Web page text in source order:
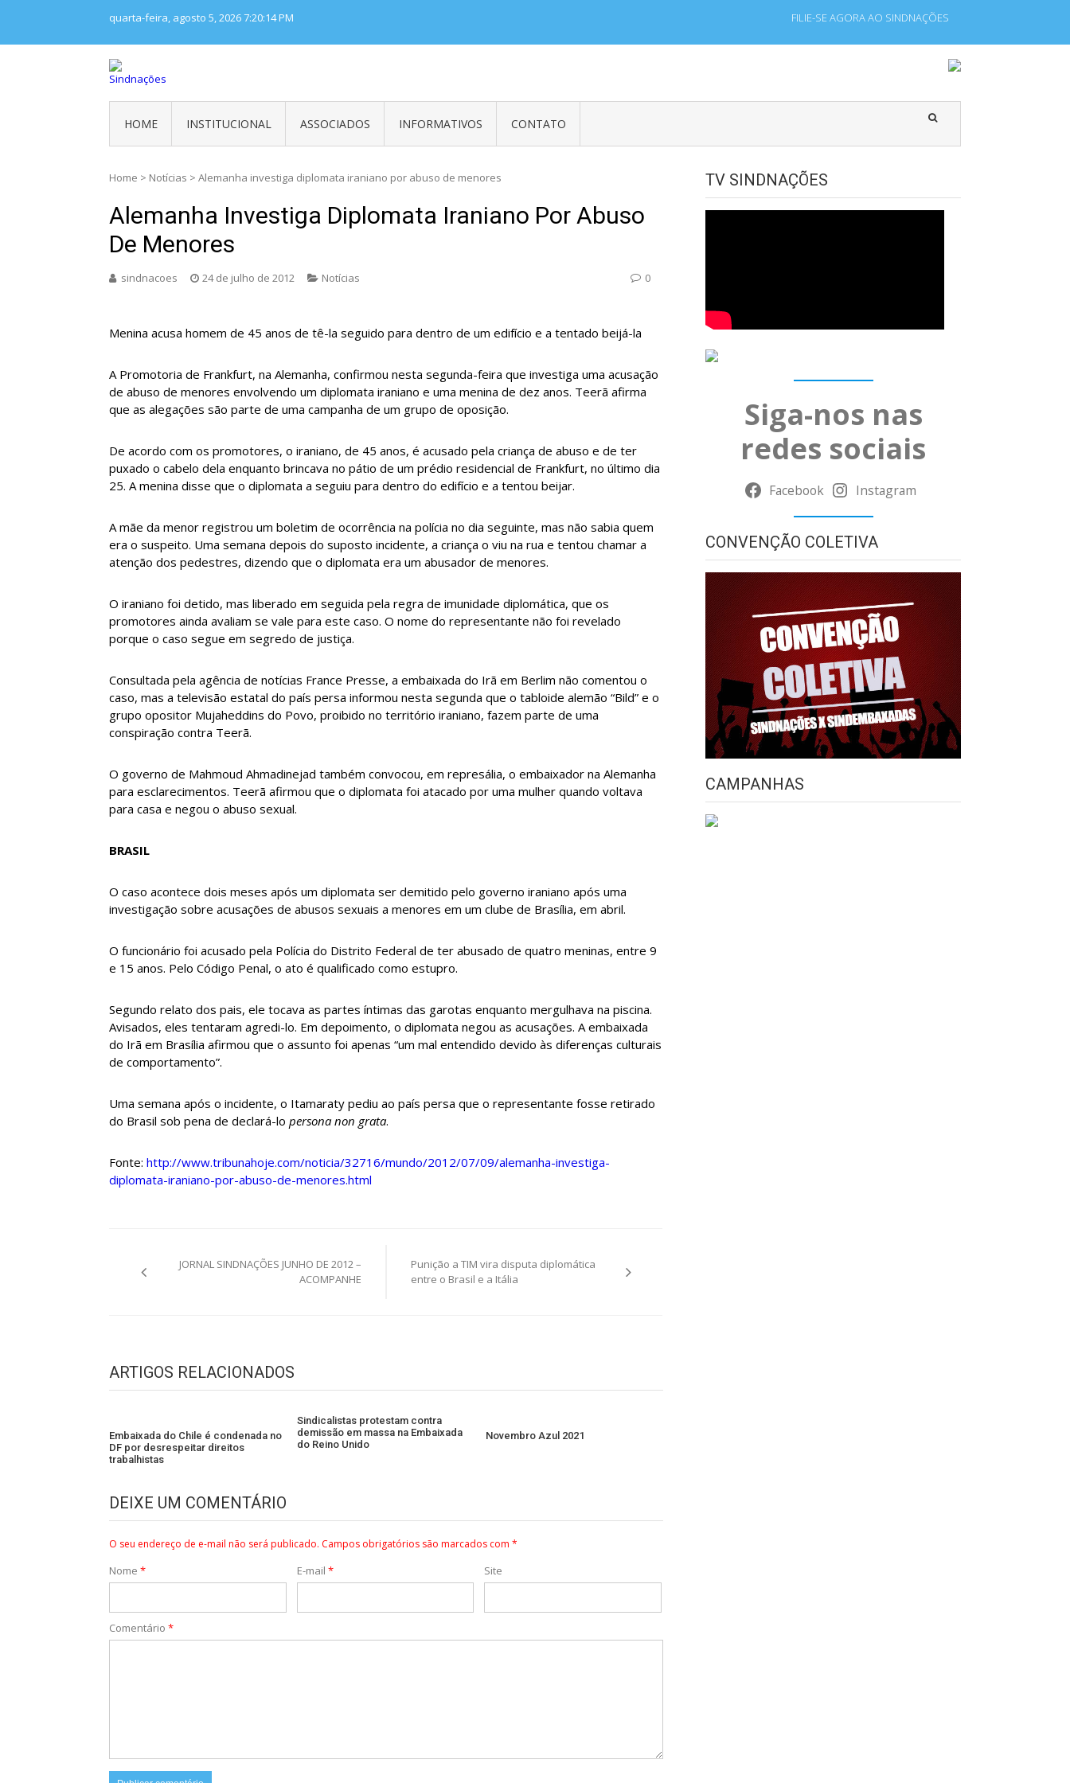
quarta-feira, agosto 5, 20267:20:14 PM FILIE-SE AGORA AO SINDNAÇÕES
HOME INSTITUCIONAL ASSOCIADOS INFORMATIVOS CONTATO
Home > Notícias > Alemanha investiga diplomata iraniano por abuso de menores
Alemanha Investiga Diplomata Iraniano Por Abuso
De Menores
sindnacoes 24 de julho de 2012 Notícias 0
Menina acusa homem de 45 anos de tê-la seguido para dentro de um edifício e a tentado beijá-la
A Promotoria de Frankfurt, na Alemanha, confirmou nesta segunda-feira que investiga uma acusação
de abuso de menores envolvendo um diplomata iraniano e uma menina de dez anos. Teerã afirma
que as alegações são parte de uma campanha de um grupo de oposição.
De acordo com os promotores, o iraniano, de 45 anos, é acusado pela criança de abuso e de ter
puxado o cabelo dela enquanto brincava no pátio de um prédio residencial de Frankfurt, no último dia
25. A menina disse que o diplomata a seguiu para dentro do edifício e a tentou beijar.
A mãe da menor registrou um boletim de ocorrência na polícia no dia seguinte, mas não sabia quem
era o suspeito. Uma semana depois do suposto incidente, a criança o viu na rua e tentou chamar a
atenção dos pedestres, dizendo que o diplomata era um abusador de menores.
O iraniano foi detido, mas liberado em seguida pela regra de imunidade diplomática, que os
promotores ainda avaliam se vale para este caso. O nome do representante não foi revelado
porque o caso segue em segredo de justiça.
Consultada pela agência de notícias France Presse, a embaixada do Irã em Berlim não comentou o
caso, mas a televisão estatal do país persa informou nesta segunda que o tabloide alemão “Bild” e o
grupo opositor Mujaheddins do Povo, proibido no território iraniano, fazem parte de uma
conspiração contra Teerã.
O governo de Mahmoud Ahmadinejad também convocou, em represália, o embaixador na Alemanha
para esclarecimentos. Teerã afirmou que o diplomata foi atacado por uma mulher quando voltava
para casa e negou o abuso sexual.
BRASIL
O caso acontece dois meses após um diplomata ser demitido pelo governo iraniano após uma
investigação sobre acusações de abusos sexuais a menores em um clube de Brasília, em abril.
O funcionário foi acusado pela Polícia do Distrito Federal de ter abusado de quatro meninas, entre 9
e 15 anos. Pelo Código Penal, o ato é qualificado como estupro.
Segundo relato dos pais, ele tocava as partes íntimas das garotas enquanto mergulhava na piscina.
Avisados, eles tentaram agredi-lo. Em depoimento, o diplomata negou as acusações. A embaixada
do Irã em Brasília afirmou que o assunto foi apenas “um mal entendido devido às diferenças culturais
de comportamento”.
Uma semana após o incidente, o Itamaraty pediu ao país persa que o representante fosse retirado
do Brasil sob pena de declará-lo persona non grata.
Fonte: http://www.tribunahoje.com/noticia/32716/mundo/2012/07/09/alemanha-investiga-
diplomata-iraniano-por-abuso-de-menores.html
de
JORNAL SINDNAÇÕES JUNHO DE 2012 –
ACOMPANHE
Punição a TIM vira disputa diplomática
entre o Brasil e a Itália
ARTIGOS RELACIONADOS
Embaixada do Chile é condenada no
DF por desrespeitar direitos
trabalhistas
Sindicalistas protestam contra
demissão em massa na Embaixada
do Reino Unido
Novembro Azul 2021
DEIXE UM COMENTÁRIO
O seu endereço de e-mail não será publicado. Campos obrigatórios são marcados com *
Nome * E-mail * Site
Comentário *
TV SINDNAÇÕES
Siga-nos nas
redes sociais
Facebook Instagram
CONVENÇÃO COLETIVA
CAMPANHAS